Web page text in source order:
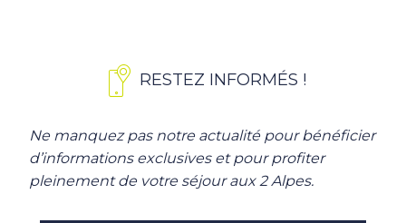
RESTEZ INFORMÉS !
Ne manquez pas notre actualité pour bénéficier
d’informations exclusives et pour profiter
pleinement de votre séjour aux 2 Alpes.